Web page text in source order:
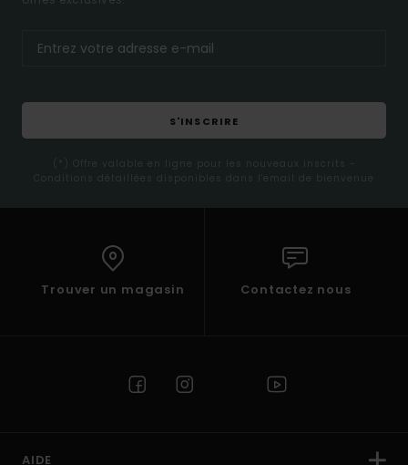
S'INSCRIRE
(*) Offre valable en ligne pour les nouveaux inscrits -
Conditions détaillées disponibles dans l'email de bienvenue
Trouver un magasin Contactez nous
AIDE